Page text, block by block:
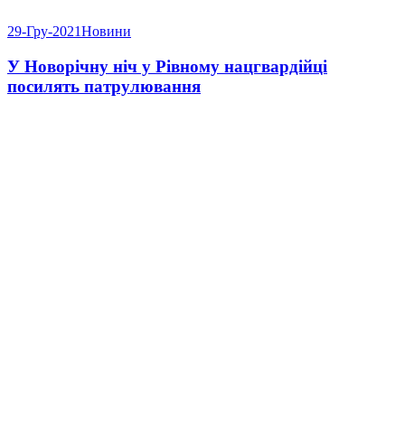
29-Гру-2021Новини
У Новорічну ніч у Рівному нацгвардійці
посилять патрулювання